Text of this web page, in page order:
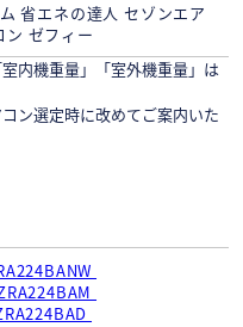
省エネの達人 セゾンエア
ン ゼフィー
内機重量」「室外機重量」は
ン選定時に改めてご案内いた